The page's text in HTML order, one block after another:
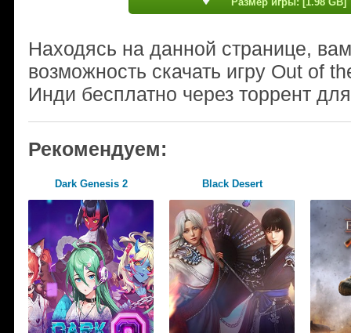
Находясь на данной странице,
возможность скачать игру Out of
Инди бесплатно через торрент
Рекомендуем:
Dark Genesis 2 Black Desert